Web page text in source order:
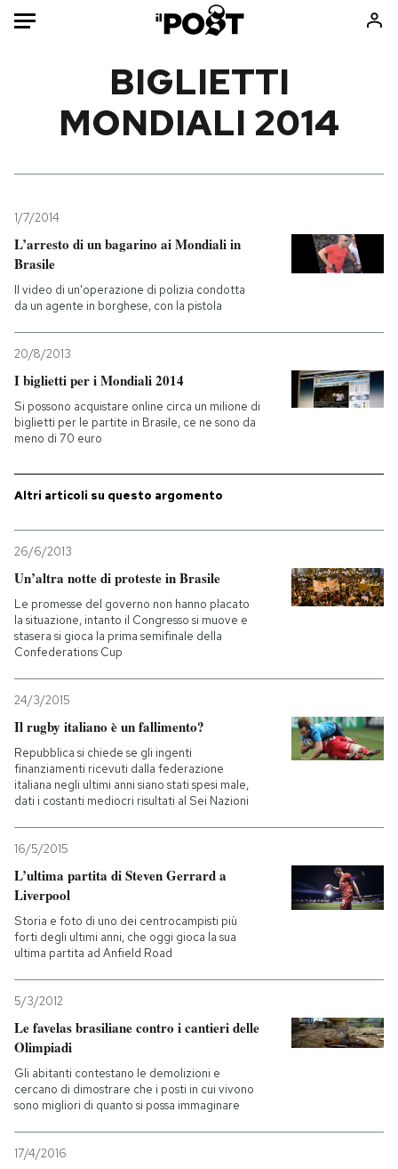
HOME
Mondo
Tecnologia
Internet
Cultura
Economia
Sport
Libri
Ok Boomer!
Altrecose
PODCAST
NEWSLETTER
I MIEI PREFERITI
SHOP
AREA PERSONALE
Entra
BIGLIETTI
MONDIALI 2014
1/7/2014
L’arresto di un bagarino ai Mondiali in
Brasile
Il video di un'operazione di polizia condotta
da un agente in borghese, con la pistola
20/8/2013
I biglietti per i Mondiali 2014
Si possono acquistare online circa un milione di
biglietti per le partite in Brasile, ce ne sono da
meno di 70 euro
Altri articoli su questo argomento
26/6/2013
Un’altra notte di proteste in Brasile
Le promesse del governo non hanno placato
la situazione, intanto il Congresso si muove e
stasera si gioca la prima semifinale della
Confederations Cup
24/3/2015
Il rugby italiano è un fallimento?
Repubblica si chiede se gli ingenti
finanziamenti ricevuti dalla federazione
italiana negli ultimi anni siano stati spesi male,
dati i costanti mediocri risultati al Sei Nazioni
16/5/2015
L’ultima partita di Steven Gerrard a
Liverpool
Storia e foto di uno dei centrocampisti più
forti degli ultimi anni, che oggi gioca la sua
ultima partita ad Anfield Road
5/3/2012
Le favelas brasiliane contro i cantieri delle
Olimpiadi
Gli abitanti contestano le demolizioni e
cercano di dimostrare che i posti in cui vivono
sono migliori di quanto si possa immaginare
17/4/2016